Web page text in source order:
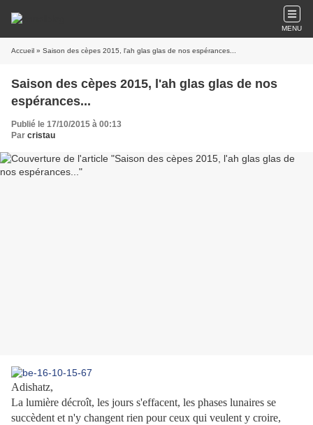
MENU
Accueil » Saison des cèpes 2015, l'ah glas glas de nos espérances...
Saison des cèpes 2015, l'ah glas glas de nos
espérances...
Publié le 17/10/2015 à 00:13
Par cristau
Adishatz,
La lumière décroît, les jours s'effacent, les phases lunaires se
succèdent et n'y changent rien pour ceux qui veulent y croire,